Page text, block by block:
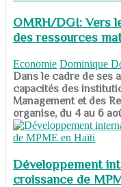
OMRH/DGI: Vers
des ressources
Economie Dominique
Dans le cadre de ses
capacités des
Management et des
organise, du 4 au 6
Développement
croissance de